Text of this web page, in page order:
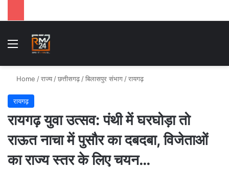
Menu
Home /राज्य /छत्तीसगढ़ /बिलासपुर संभाग /रायगढ़
रायगढ़
रायगढ़ युवा उत्सव: पंथी में घरघोड़ा तो
राऊत नाचा में पुसौर का दबदबा, विजेताओं
का राज्य स्तर के लिए चयन…